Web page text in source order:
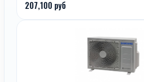
207,100 руб